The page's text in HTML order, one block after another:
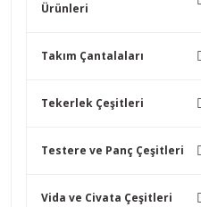
Ürünleri
Takım Çantalaları
Tekerlek Çeşitleri
Testere ve Panç Çeşitleri
Vida ve Civata Çeşitleri